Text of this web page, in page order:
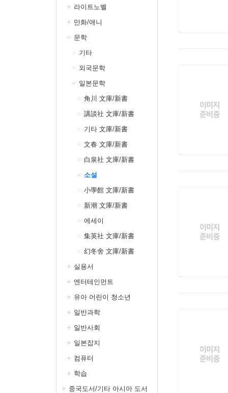
라이트노벨
만화/애니
문학
기타
외국문학
일본문학
角川 文庫/新書
講談社 文庫/新書
기타 文庫/新書
文春 文庫/新書
白泉社 文庫/新書
소설
小學館 文庫/新書
新潮 文庫/新書
에세이
集英社 文庫/新書
幻冬舍 文庫/新書
실용서
엔터테인먼트
유아 어린이 청소년
일반과학
일반사회
일본잡지
컴퓨터
학습
중국도서/기타 아시아 도서